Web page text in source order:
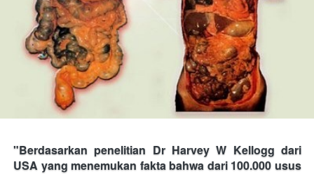
"Berdasarkan penelitian Dr Harvey W Kellogg dari
USA yang menemukan fakta bahwa dari 100.000 usus